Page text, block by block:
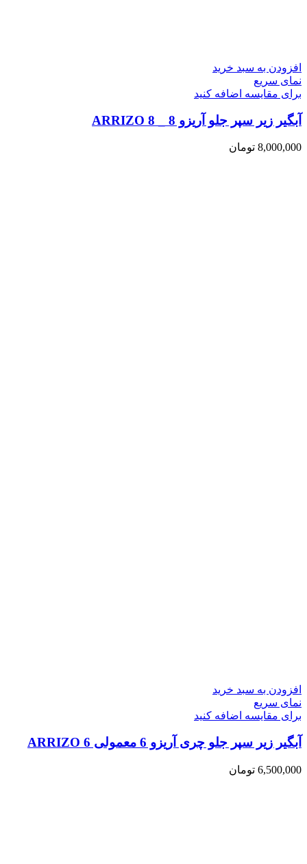
افزودن به سبد خرید
نمای سریع
برای مقایسه اضافه کنید
آبگیر زیر سپر جلو آریزو 8 _ ARRIZO 8
8,000,000 تومان
افزودن به سبد خرید
نمای سریع
برای مقایسه اضافه کنید
آبگیر زیر سپر جلو چری آریزو 6 معمولی ARRIZO 6
6,500,000 تومان